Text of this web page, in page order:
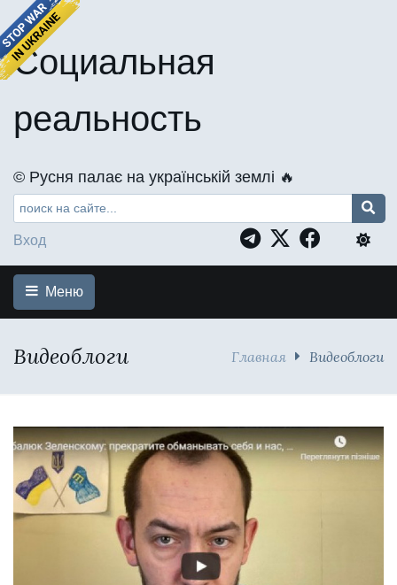
Социальная
реальность
©️ Русня палає на українській землі 🔥
Вход
Меню
Видеоблоги Главная Видеоблоги